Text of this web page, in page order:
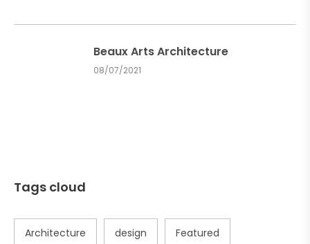
Beaux Arts Architecture
08/07/2021
Tags cloud
Architecture design Featured